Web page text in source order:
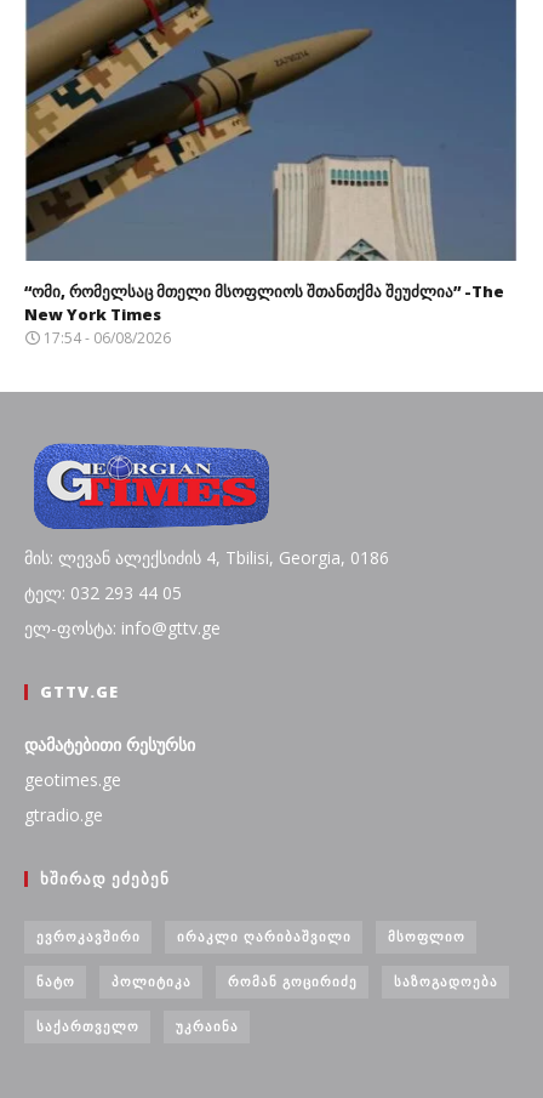
“ომი, რომელსაც მთელი მსოფლიოს შთანთქმა შეუძლია” -The
New York Times
17:54 - 06/08/2026
მის: ლევან ალექსიძის 4, Tbilisi, Georgia, 0186
ტელ: 032 293 44 05
ელ-ფოსტა: info@gttv.ge
GTTV.GE
დამატებითი რესურსი
geotimes.ge
gtradio.ge
ᲮᲨᲘᲠᲐᲓ ᲔᲫᲔᲑᲔᲜ
ᲔᲕᲠᲝᲙᲐᲕᲨᲘᲠᲘ ᲘᲠᲐᲙᲚᲘ ᲦᲐᲠᲘᲑᲐᲨᲕᲘᲚᲘ ᲛᲡᲝᲤᲚᲘᲝ
ᲜᲐᲢᲝ ᲞᲝᲚᲘᲢᲘᲙᲐ ᲠᲝᲛᲐᲜ ᲒᲝᲪᲘᲠᲘᲫᲔ ᲡᲐᲖᲝᲒᲐᲓᲝᲔᲑᲐ
ᲡᲐᲥᲐᲠᲗᲕᲔᲚᲝ ᲣᲙᲠᲐᲘᲜᲐ